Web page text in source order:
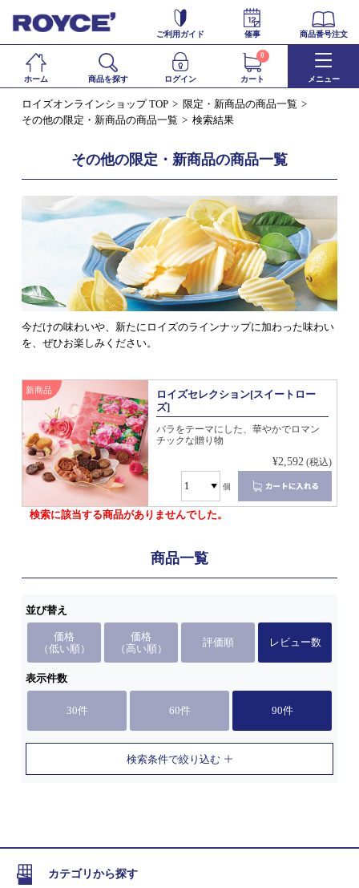
ご利用ガイド 催事 商品番号注文
ホーム 商品を探す ログイン カート
0
メニュー
ロイズオンラインショップ TOP
限定・新商品の商品一覧
その他の限定・新商品の商品一覧
検索結果
その他の限定・新商品の商品一覧
今だけの味わいや、新たにロイズのラインナップに加わった味わい
を、ぜひお楽しみください。
新商品
ロイズセレクション[スイートロー
ズ]
バラをテーマにした、華やかでロマン
チックな贈り物
¥2,592 (税込)
個
検索に該当する商品がありませんでした。
商品一覧
並び替え
価格
（低い順）
価格
（高い順）
評価順 レビュー数
表示件数
30件 60件 90件
検索条件で絞り込む
カテゴリから探す